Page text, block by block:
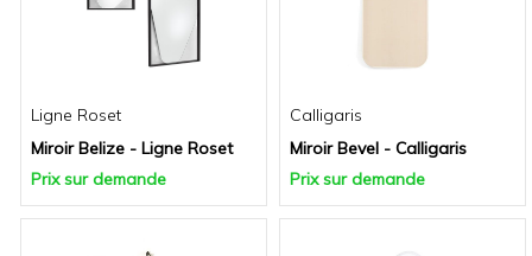
Ligne Roset
Miroir Belize - Ligne Roset
Prix sur demande
Calligaris
Miroir Bevel - Calligaris
Prix sur demande